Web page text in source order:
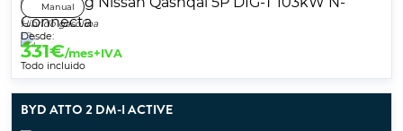
Manual
Híbrido gasolina
Desde:
331€/mes+IVA
Todo incluido
BYD ATTO 2 DM-I ACTIVE